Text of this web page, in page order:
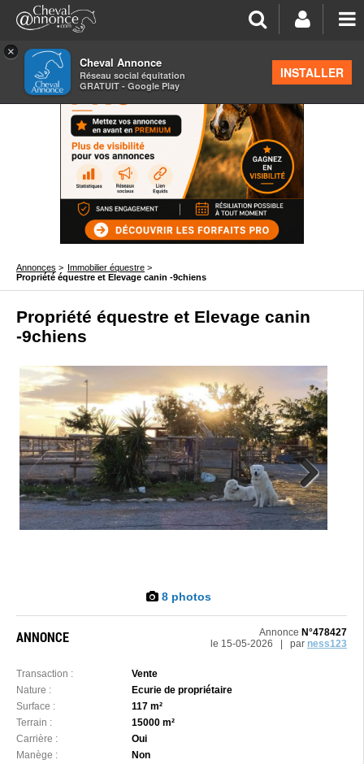
×
Cheval Annonce
Réseau social équitation
GRATUIT - Google Play
INSTALLER
Annonces > Immobilier équestre >
Propriété équestre et Elevage canin -9chiens
Propriété équestre et Elevage canin
-9chiens
Next
8 photos
ANNONCE Annonce N°478427
le 15-05-2026 | par ness123
Transaction :
Vente
Nature :
Ecurie de propriétaire
Surface :
117 m²
Terrain :
15000 m²
Carrière :
Oui
Manège :
Non